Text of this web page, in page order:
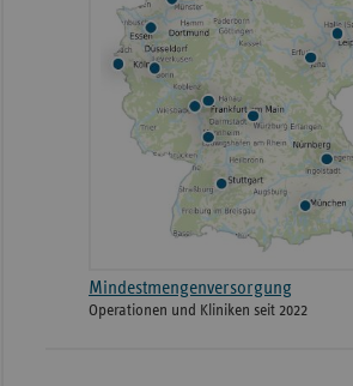
Mindestmengenversorgung
Operationen und Kliniken seit 2022